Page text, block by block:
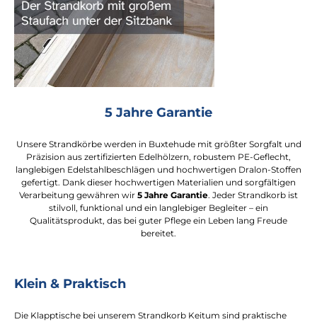
5 Jahre Garantie
Unsere Strandkörbe werden in Buxtehude mit größter Sorgfalt und
Präzision aus zertifizierten Edelhölzern, robustem PE-Geflecht,
langlebigen Edelstahlbeschlägen und hochwertigen Dralon-Stoffen
gefertigt. Dank dieser hochwertigen Materialien und sorgfältigen
Verarbeitung gewähren wir 5 Jahre Garantie. Jeder Strandkorb ist
stilvoll, funktional und ein langlebiger Begleiter – ein
Qualitätsprodukt, das bei guter Pflege ein Leben lang Freude
bereitet.
Klein & Praktisch
Die Klapptische bei unserem Strandkorb Keitum sind praktische